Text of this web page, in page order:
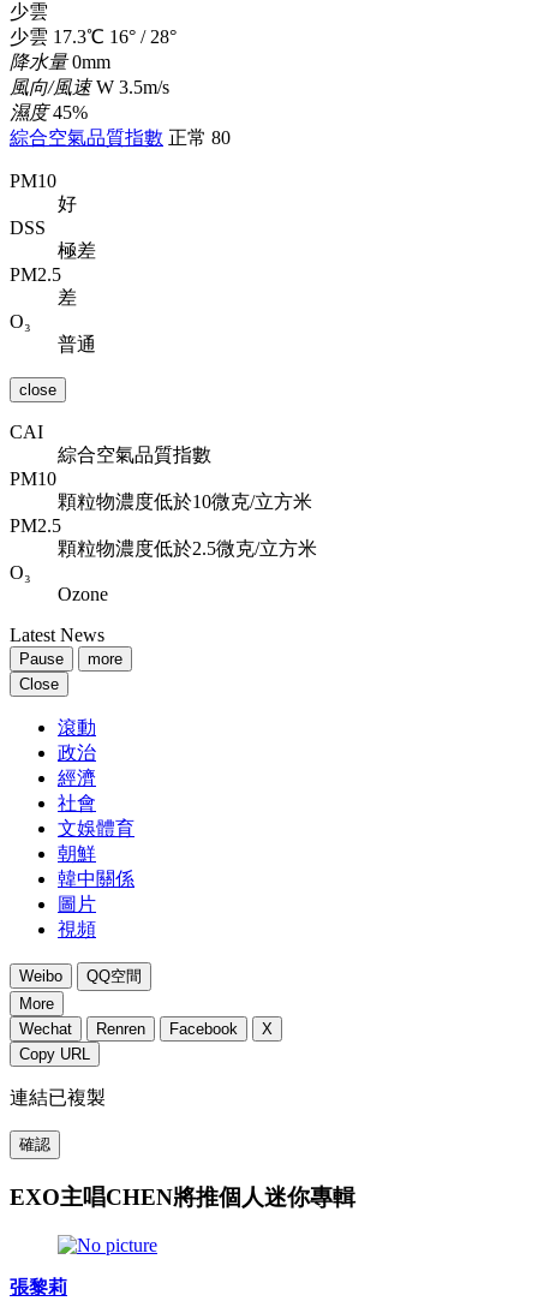
少雲
少雲 17.3℃ 16° / 28°
降水量0mm
風向/風速W 3.5m/s
濕度45%
綜合空氣品質指數 正常 80
PM10
好
DSS
極差
PM2.5
差
O₃
普通
close
CAI
綜合空氣品質指數
PM10
顆粒物濃度低於10微克/立方米
PM2.5
顆粒物濃度低於2.5微克/立方米
O₃
Ozone
Latest News
Pause
more
Close
滾動
政治
經濟
社會
文娛體育
朝鮮
韓中關係
圖片
視頻
Weibo
QQ空間
More
Wechat
Renren Facebook
X
Copy URL
連結已複製
確認
EXO主唱CHEN將推個人迷你專輯
張黎莉